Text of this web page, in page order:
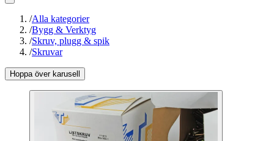
/Alla kategorier
/Bygg & Verktyg
/Skruv, plugg & spik
/Skruvar
Hoppa över karusell